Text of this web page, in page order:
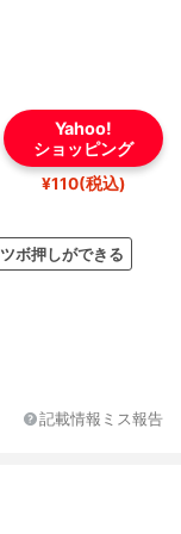
Yahoo!
ショッピング
¥110(税込)
ツボ押しができる
記載情報ミス報告